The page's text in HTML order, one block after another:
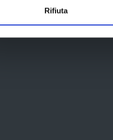
Rifiuta